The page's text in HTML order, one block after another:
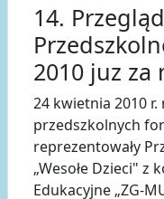
14.
2010 juz za
24 kwietnia 2010 r.
przedszkolnych
reprezentowały
„Wesołe Dzieci" z
Edukacyjne „ZG-